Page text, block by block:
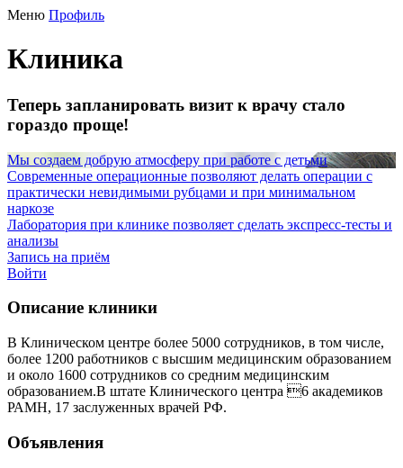
Меню Профиль
Клиника
Теперь запланировать визит к врачу стало
гораздо проще!
Мы создаем добрую атмосферу при работе с детьми
Современные операционные позволяют делать операции с
практически невидимыми рубцами и при минимальном
наркозе
Лаборатория при клинике позволяет сделать экспресс-тесты и
анализы
Запись на приём
Войти
Описание клиники
В Клиническом центре более 5000 сотрудников, в том числе,
более 1200 работников с высшим медицинским образованием
и около 1600 сотрудников со средним медицинским
образованием.В штате Клинического центра 6 академиков
РАМН, 17 заслуженных врачей РФ.
Объявления